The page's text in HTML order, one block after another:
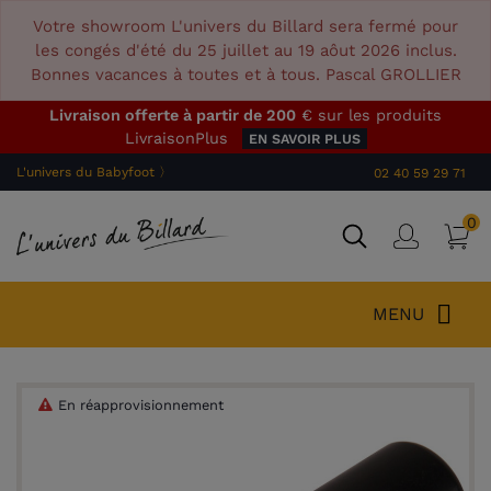
Votre showroom L'univers du Billard sera fermé pour
les congés d'été du 25 juillet au 19 aôut 2026 inclus.
Bonnes vacances à toutes et à tous. Pascal GROLLIER
Livraison offerte à partir de 200 € sur les produits
LivraisonPlus
EN SAVOIR PLUS
L'univers du Babyfoot 〉 02 40 59 29 71
0
MENU
En réapprovisionnement